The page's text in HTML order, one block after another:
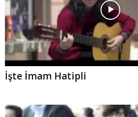
İşte İmam Hatipli